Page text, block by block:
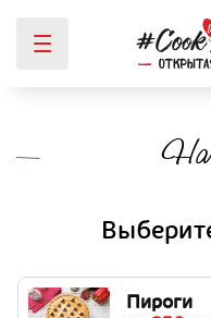
Вы здесь
Пироги